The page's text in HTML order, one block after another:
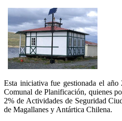
Esta iniciativa fue gestionada el año
Comunal de Planificación, quienes
2% de Actividades de Seguridad
de Magallanes y Antártica Chilena.